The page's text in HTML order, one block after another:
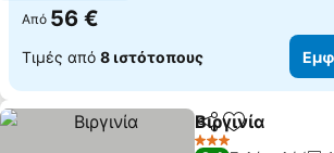
Από 56 €
Τιμές από 8 ιστότοπους
Κοινοποίηση
Προσθήκη
Βιργινία
3 Αστέρια